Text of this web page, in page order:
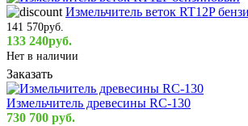
Измельчитель веток RT12P
141 570руб.
133 240руб.
Нет в наличии
Заказать
Измельчитель древесины RC-130
730 700 руб.